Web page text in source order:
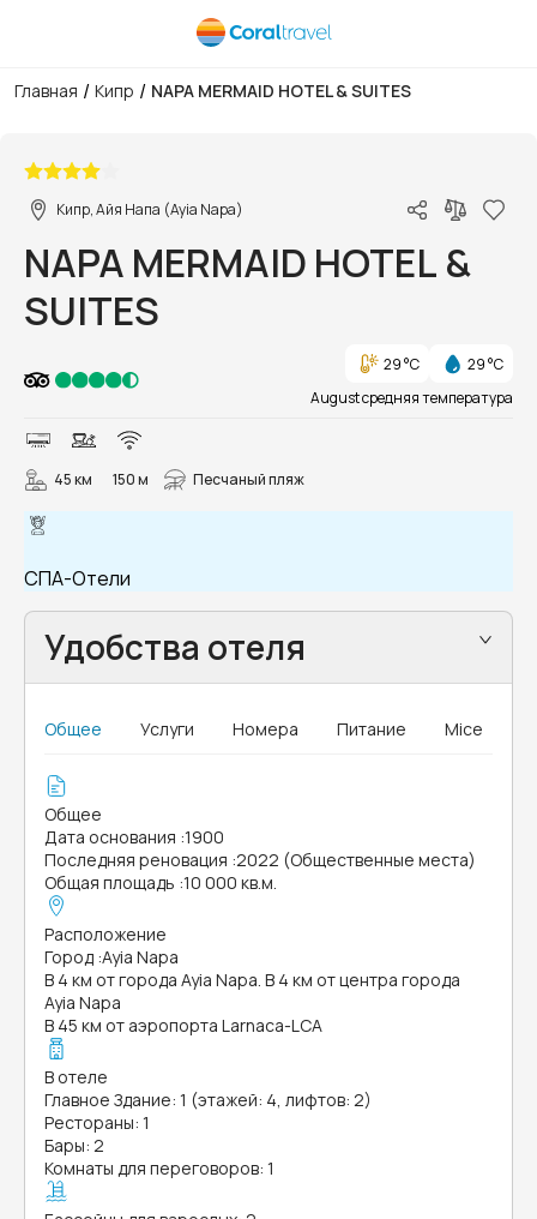
Главная / Кипр / NAPA MERMAID HOTEL & SUITES
Кипр, Айя Напа (Ayia Napa)
NAPA MERMAID HOTEL &
SUITES
29 °C
29 °C
August средняя температура
45 км 150 м Песчаный пляж
СПА-Отели
Удобства отеля
Общее Услуги Номера Питание Mice
Общее
Дата основания :1900
Последняя реновация :2022 (Общественные места)
Общая площадь :10 000 кв.м.
Расположение
Город :Ayia Napa
В 4 км от города Ayia Napa. В 4 км от центра города
Ayia Napa
В 45 км от аэропорта Larnaca-LCA
В отеле
Главное Здание: 1 (этажей: 4, лифтов: 2)
Рестораны: 1
Бары: 2
Комнаты для переговоров: 1